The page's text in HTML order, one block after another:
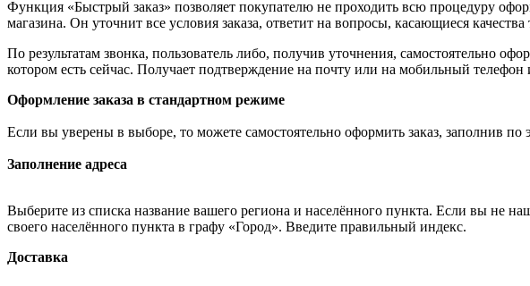
Функция «Быстрый заказ» позволяет покупателю не проходить всю процедуру
магазина. Он уточнит все условия заказа, ответит на вопросы, касающиеся
По результатам звонка, пользователь либо, получив уточнения, самостоятельно
котором есть сейчас. Получает подтверждение на почту или на мобильный телефон
Оформление заказа в стандартном режиме
Если вы уверены в выборе, то можете самостоятельно оформить заказ, заполнив по
Заполнение адреса
Выберите из списка название вашего региона и населённого пункта. Если вы не
своего населённого пункта в графу «Город». Введите правильный индекс.
Доставка